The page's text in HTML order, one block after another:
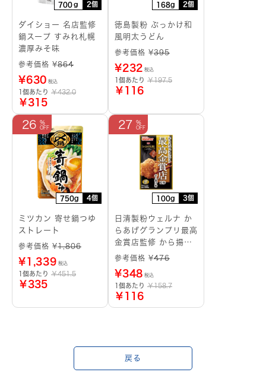
700ｇ 2個
ダイショー 名店監修
鍋スープ すみれ札幌
濃厚みそ味
参考価格 ¥864
¥630 税込
1個あたり ￥432.0
￥315
168g 2個
徳島製粉 ぶっかけ和
風明太うどん
参考価格 ¥395
¥232 税込
1個あたり ￥197.5
￥116
750g 4個
26
ミツカン 寄せ鍋つゆ
ストレート
参考価格 ¥1,806
¥1,339 税込
1個あたり ￥451.5
￥335
100g 3個
27
日清製粉ウェルナ か
らあげグランプリ最高
金賞店監修 から揚げ
粉 香ばししょうゆ味
参考価格 ¥476
¥348 税込
1個あたり ￥158.7
￥116
戻る